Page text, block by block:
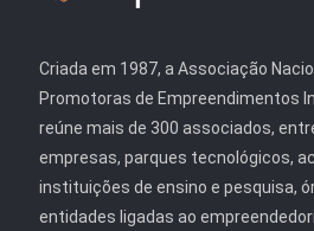
Criada em 1987, a Associação
Promotoras de Empreendimentos
reúne mais de 300 associados,
empresas, parques tecnológicos,
instituições de ensino e pesquisa,
entidades ligadas ao